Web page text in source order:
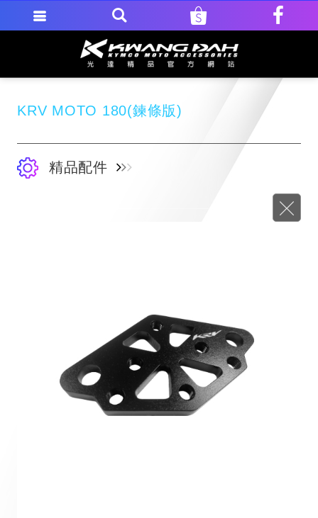
KRV MOTO 180(鍊條版)
精品配件